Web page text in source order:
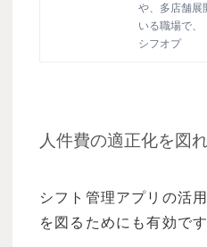
や、多店舗展
いる職場で、
体的な例を知
コンプライア
解説します。
シフオプ
人件費の適正化を図
シフト管理アプリの活
を図るためにも有効です